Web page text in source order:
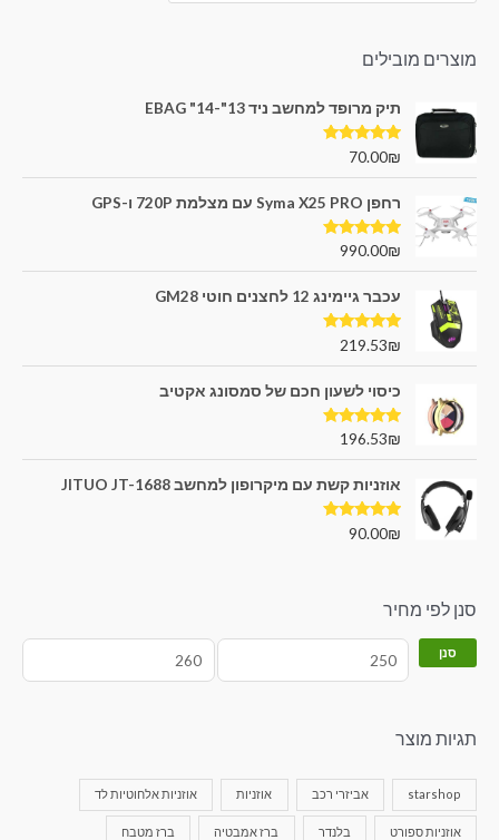
מוצרים מובילים
תיק מרופד למחשב ניד 13"-14" EBAG
דורג5.00
70.00₪
רחפן Syma X25 PRO עם מצלמת 720P ו-GPS
דורג5.00
990.00₪
עכבר גיימינג 12 לחצנים חוטי GM28
דורג 5.00
219.53₪
כיסוי לשעון חכם של סמסונג אקטיב
דורג 5.00
196.53₪
אוזניות קשת עם מיקרופון למחשב JITUO JT-1688
דורג5.00
90.00₪
סנן לפי מחיר
סנן
תגיות מוצר
starshop אביזרי רכב אוזניות אוזניות אלחוטיות לד
אוזניות ספורט בלנדר ברז אמבטיה ברז מטבח